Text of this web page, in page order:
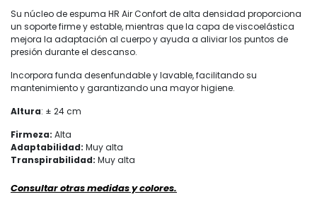
Su núcleo de espuma HR Air Confort de alta densidad proporciona
un soporte firme y estable, mientras que la capa de viscoelástica
mejora la adaptación al cuerpo y ayuda a aliviar los puntos de
presión durante el descanso.
Incorpora funda desenfundable y lavable, facilitando su
mantenimiento y garantizando una mayor higiene.
Altura: ± 24 cm
Firmeza: Alta
Adaptabilidad: Muy alta
Transpirabilidad: Muy alta
Consultar otras medidas y colores.